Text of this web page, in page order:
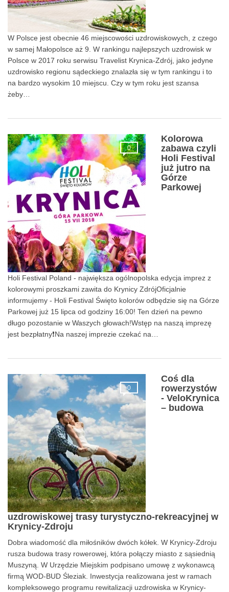
W Polsce jest obecnie 46 miejscowości uzdrowiskowych, z czego
w samej Małopolsce aż 9. W rankingu najlepszych uzdrowisk w
Polsce w 2017 roku serwisu Travelist Krynica-Zdrój, jako jedyne
uzdrowisko regionu sądeckiego znalazła się w tym rankingu i to
na bardzo wysokim 10 miejscu. Czy w tym roku jest szansa
żeby…
0
Kolorowa
zabawa czyli
Holi Festival
już jutro na
Górze
Parkowej
Holi Festival Poland - największa ogólnopolska edycja imprez z
kolorowymi proszkami zawita do Krynicy ZdrójOficjalnie
informujemy - Holi Festival Święto kolorów odbędzie się na Górze
Parkowej już 15 lipca od godziny 16:00! Ten dzień na pewno
długo pozostanie w Waszych głowach!Wstęp na naszą imprezę
jest bezpłatny❗Na naszej imprezie czekać na…
0
Coś dla
rowerzystów
- VeloKrynica
– budowa
uzdrowiskowej trasy turystyczno-rekreacyjnej w
Krynicy-Zdroju
Dobra wiadomość dla miłośników dwóch kółek. W Krynicy-Zdroju
rusza budowa trasy rowerowej, która połączy miasto z sąsiednią
Muszyną. W Urzędzie Miejskim podpisano umowę z wykonawcą
firmą WOD-BUD Śleziak. Inwestycja realizowana jest w ramach
kompleksowego programu rewitalizacji uzdrowiska w Krynicy-